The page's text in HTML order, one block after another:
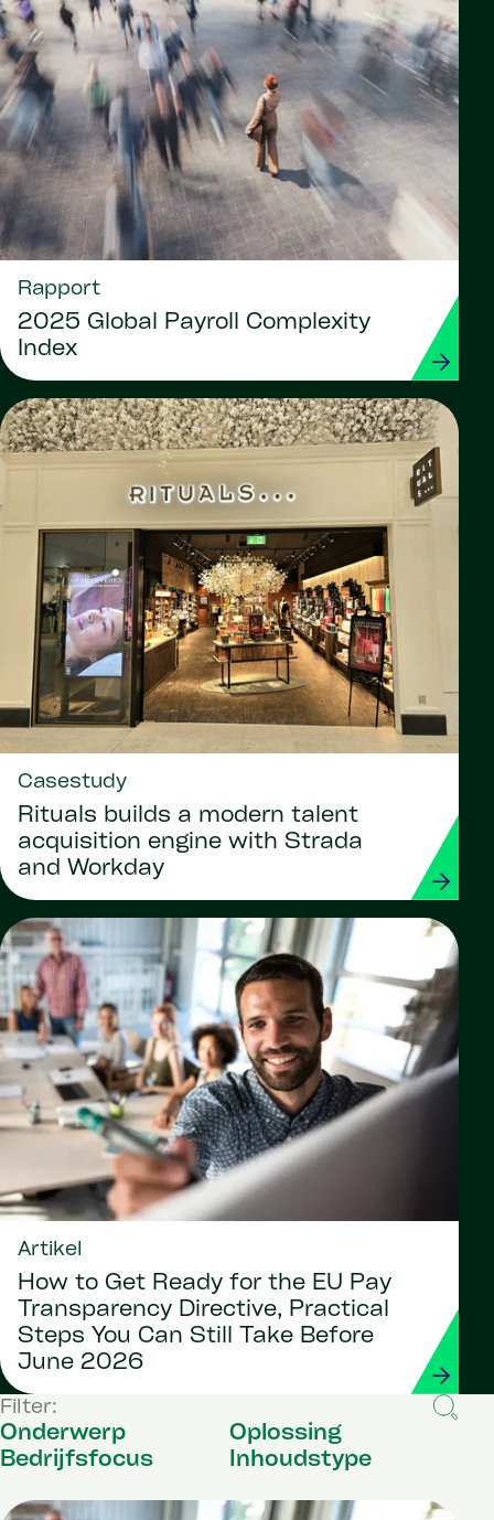
Rapport
2025 Global Payroll Complexity
Index
Casestudy
Rituals builds a modern talent
acquisition engine with Strada
and Workday
Artikel
How to Get Ready for the EU Pay
Transparency Directive, Practical
Steps You Can Still Take Before
June 2026
Filter:
Onderwerp
Oplossing
Bedrijfsfocus
Inhoudstype